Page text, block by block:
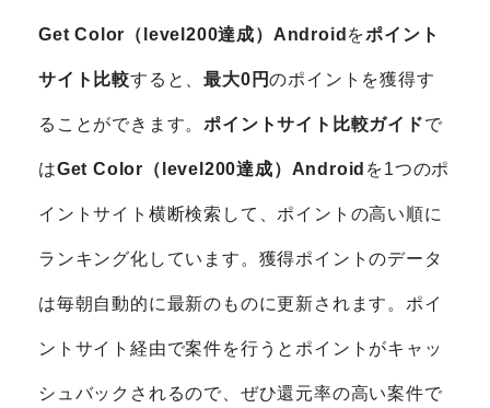
Get Color（level200達成）Android をポイント
サイト比較すると、最大0円のポイントを獲得す
ることができます。ポイントサイト比較ガイドで
はGet Color（level200達成）Android を1つのポ
イントサイト横断検索して、ポイントの高い順に
ランキング化しています。獲得ポイントのデータ
は毎朝自動的に最新のものに更新されます。ポイ
ントサイト経由で案件を行うとポイントがキャッ
シュバックされるので、ぜひ還元率の高い案件で